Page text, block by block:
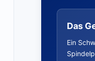
Das
Ein